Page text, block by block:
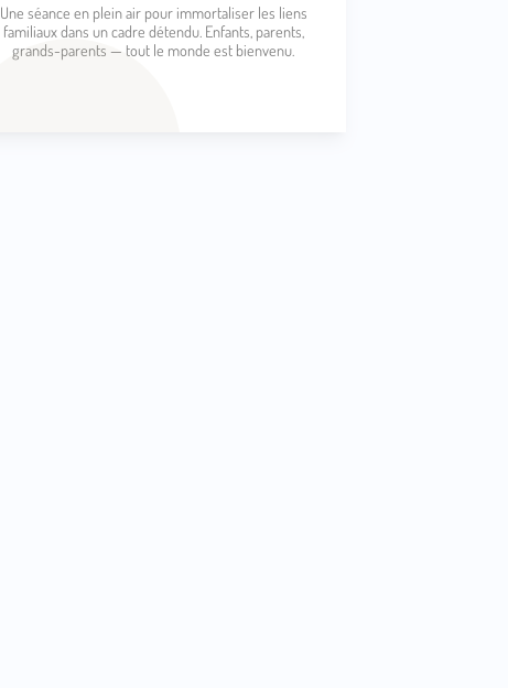
Une séance en plein air pour immortaliser les liens
familiaux dans un cadre détendu. Enfants, parents,
grands-parents — tout le monde est bienvenu.